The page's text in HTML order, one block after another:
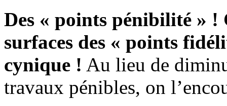
Des « points pénibilité » !
surfaces des « points
cynique ! Au lieu de
travaux pénibles, on